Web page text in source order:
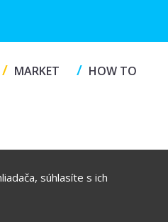
súhlasíte s ich
/ MARKET / HOW TO